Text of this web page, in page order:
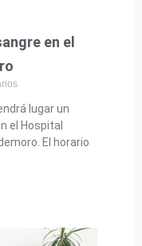
en el
lugar un
el Hospital
El horario